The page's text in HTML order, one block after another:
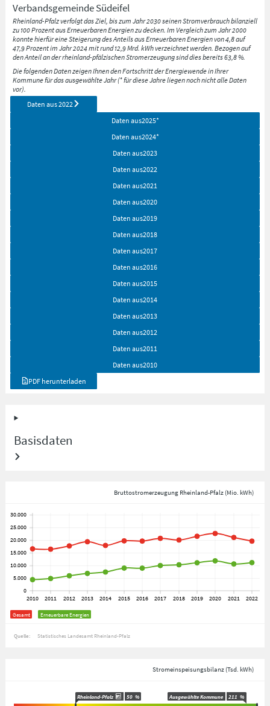
Verbandsgemeinde Südeifel
Rheinland-Pfalz verfolgt das Ziel, bis zum Jahr 2030 seinen Stromverbrauch bilanziell
zu 100 Prozent aus Erneuerbaren Energien zu decken. Im Vergleich zum Jahr 2000
konnte hierfür eine Steigerung des Anteils aus Erneuerbaren Energien von 4,8 auf
47,9 Prozent im Jahr 2024 mit rund 12,9 Mrd. kWh verzeichnet werden. Bezogen auf
den Anteil an der rheinland-pfälzischen Stromerzeugung sind dies bereits 63,8 %.
Die folgenden Daten zeigen Ihnen den Fortschritt der Energiewende in Ihrer
Kommune für das ausgewählte Jahr (* für diese Jahre liegen noch nicht alle Daten
vor).
Daten aus2022
Daten aus2025*
Daten aus2024*
Daten aus2023
Daten aus2022
Daten aus2021
Daten aus2020
Daten aus2019
Daten aus2018
Daten aus2017
Daten aus2016
Daten aus2015
Daten aus2014
Daten aus2013
Daten aus2012
Daten aus2011
Daten aus2010
PDF herunterladen
Basisdaten
Bruttostromerzeugung Rheinland-Pfalz (Mio. kWh)
Gesamt Erneuerbare Energien
Quelle: Statistisches Landesamt Rheinland-Pfalz
Stromeinspeisungsbilanz (Tsd. kWh)
Ausgewählte Kommune 211 %
Rheinland-Pfalz 50 %